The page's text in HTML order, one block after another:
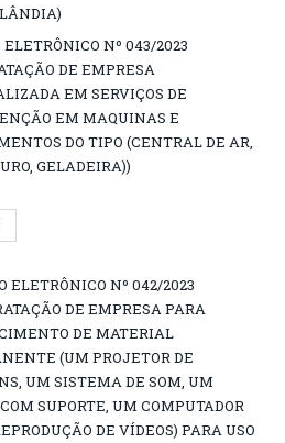
ELETRÔNICO Nº 043/2023
DE EMPRESA
EM SERVIÇOS DE
EM MAQUINAS E
DO TIPO (CENTRAL DE AR,
GELADEIRA))
ELETRÔNICO Nº 042/2023
DE EMPRESA PARA
DE MATERIAL
(UM PROJETOR DE
UM SISTEMA DE SOM, UM
SUPORTE, UM COMPUTADOR
DE VÍDEOS) PARA USO